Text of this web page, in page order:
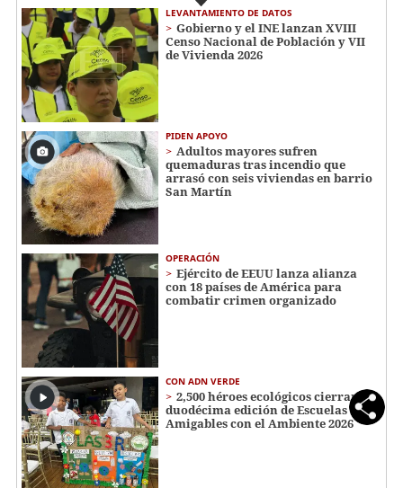
LEVANTAMIENTO DE DATOS
Gobierno y el INE lanzan XVIII
Censo Nacional de Población y VII
de Vivienda 2026
PIDEN APOYO
Adultos mayores sufren
quemaduras tras incendio que
arrasó con seis viviendas en barrio
San Martín
OPERACIÓN
Ejército de EEUU lanza alianza
con 18 países de América para
combatir crimen organizado
CON ADN VERDE
2,500 héroes ecológicos cierran
duodécima edición de Escuelas
Amigables con el Ambiente 2026